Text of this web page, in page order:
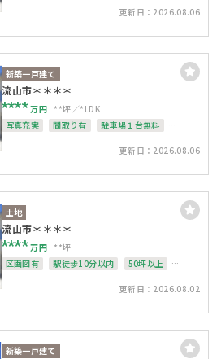
更新日：2026.08.06
新築一戸建て
流山市＊＊＊＊
****万円 **坪
*LDK
写真充実
間取り有
駐車場１台無料
更新日：2026.08.06
土地
流山市＊＊＊＊
****万円 **坪
区画図有
駅徒歩10分以内
50坪以上
更新日：2026.08.02
新築一戸建て